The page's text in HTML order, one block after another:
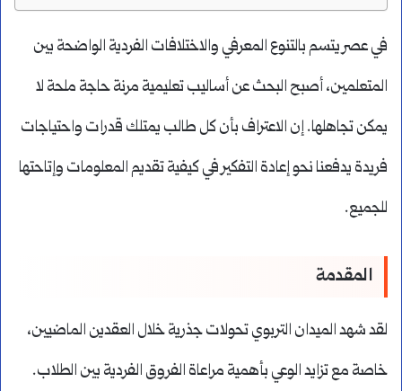
في عصر يتسم بالتنوع المعرفي والاختلافات الفردية الواضحة بين
المتعلمين، أصبح البحث عن أساليب تعليمية مرنة حاجة ملحة لا
يمكن تجاهلها. إن الاعتراف بأن كل طالب يمتلك قدرات واحتياجات
فريدة يدفعنا نحو إعادة التفكير في كيفية تقديم المعلومات وإتاحتها
للجميع.
المقدمة
لقد شهد الميدان التربوي تحولات جذرية خلال العقدين الماضيين،
خاصة مع تزايد الوعي بأهمية مراعاة الفروق الفردية بين الطلاب.